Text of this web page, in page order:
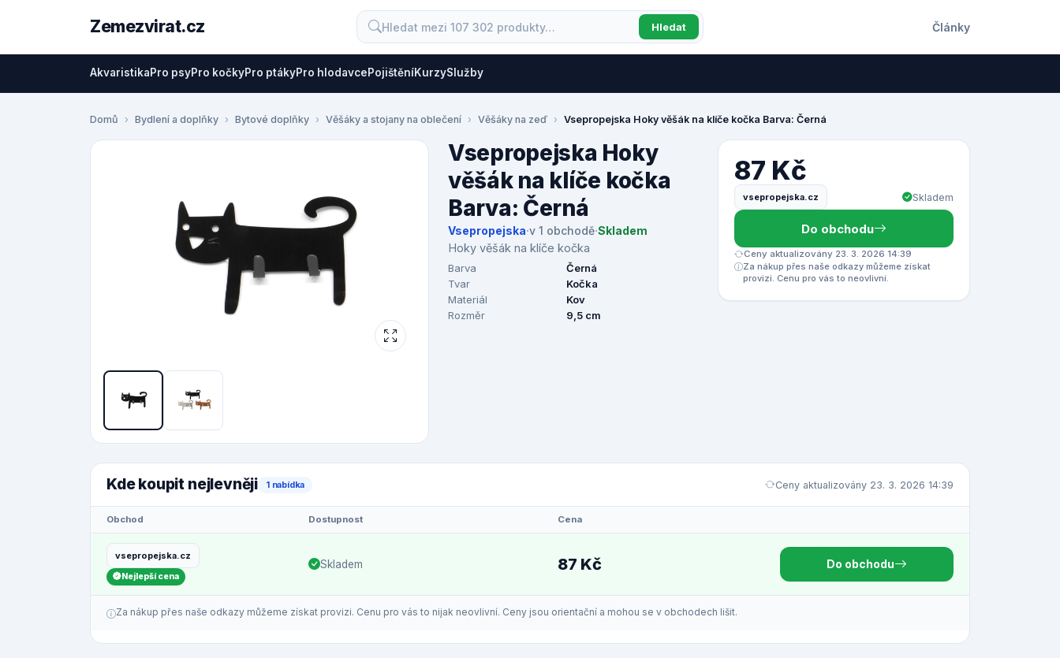
Zemezvirat.cz Hledat Články
AkvaristikaPro psyPro kočkyPro ptákyPro hlodavcePojištěníKurzySlužby
Domů Bydlení a doplňky Bytové doplňky Věšáky a stojany na oblečení Věšáky na zeď Vsepropejska Hoky věšák na klíče kočka Barva: Černá
Vsepropejska Hoky
věšák na klíče kočka
Barva: Černá
Vsepropejska·v 1 obchodě·Skladem
Hoky věšák na klíče kočka
Barva
Černá
Tvar
Kočka
Materiál
Kov
Rozměr
9,5 cm
87 Kč
vsepropejska.cz Skladem
Do obchodu
Ceny aktualizovány 23. 3. 2026 14:39
Za nákup přes naše odkazy můžeme získat
provizi. Cenu pro vás to neovlivní.
Kde koupit nejlevněji 1 nabídka Ceny aktualizovány 23. 3. 2026 14:39
Obchod Dostupnost Cena
vsepropejska.cz
Nejlepší cena
Skladem 87 Kč Do obchodu
Za nákup přes naše odkazy můžeme získat provizi. Cenu pro vás to nijak neovlivní. Ceny jsou orientační a mohou se v obchodech lišit.